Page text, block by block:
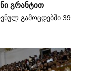
გრანტით
გამოცდებში 39